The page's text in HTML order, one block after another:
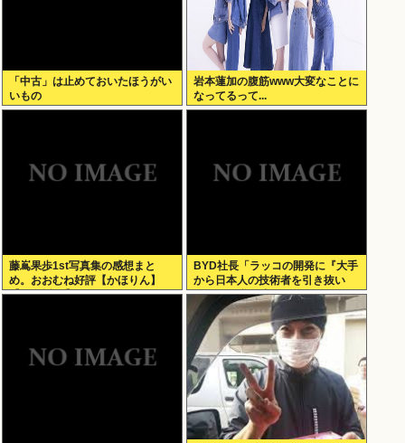
「中古」は止めておいたほうがい
いもの
岩本蓮加の腹筋www大変なことに
なってるって...
藤嶌果歩1st写真集の感想まと
め。おおむね好評【かほりん】
【日向坂46】
BYD社長「ラッコの開発に『大手
から日本人の技術者を引き抜い
た』って噂は嘘。開発チームに日
本人は0人です」